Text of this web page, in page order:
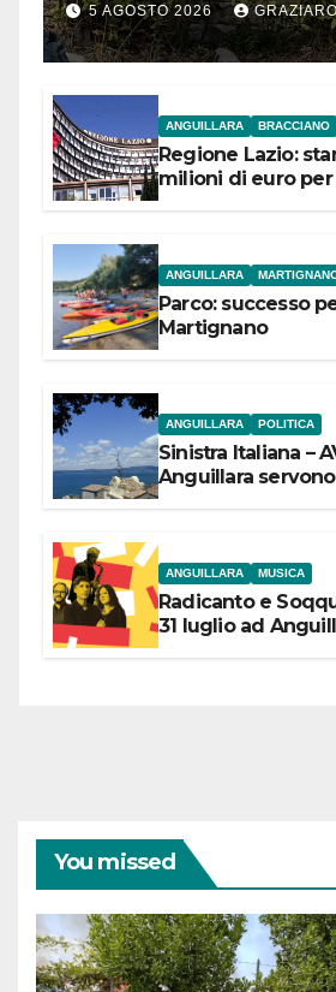
5 AGOSTO 2026
ANGUILLARA BRACCIANO
Regione Lazio:
milioni di euro per
ANGUILLARA
Parco: successo
Martignano
ANGUILLARA POLITICA
Sinistra Italiana –
Anguillara
ANGUILLARA MUSICA
Radicanto e
31 luglio ad
You missed